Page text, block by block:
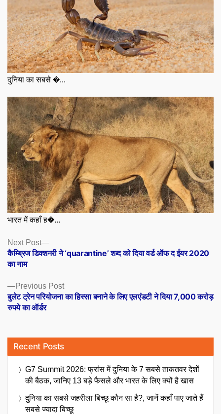
दुनिया का सबसे �...
भारत में कहाँ ह�...
Posts
navigation
Previous PostPrevious
post:
बुलेट ट्रेन परियोजना का हिस्सा बनाने के लिए एलएंडटी ने दिया 7,000 करोड़
रुपये का ऑर्डर
Next Post
Next
post:
कैम्ब्रिज डिक्शनरी ने ‘quarantine’ शब्द को दिया वर्ड ऑफ द ईयर 2020
का नाम
Recent Posts
G7 Summit 2026: फ्रांस में दुनिया के 7 सबसे ताकतवर देशों
की बैठक, जानिए 13 बड़े फैसले और भारत के लिए क्यों है खास
दुनिया का सबसे जहरीला बिच्छू कौन सा है?, जानें कहाँ पाए जाते हैं
सबसे ज्यादा बिच्छू